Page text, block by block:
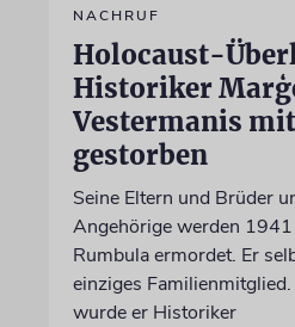
NACHRUF
Holocaust-
Historiker
Vestermanis
gestorben
Seine Eltern und Brüder
Angehörige werden
Rumbula ermordet. Er
einziges
wurde er Historiker